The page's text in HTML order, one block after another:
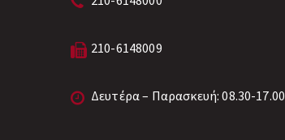
210-6148009
Δευτέρα – Παρασκευή: 08.30-17.00